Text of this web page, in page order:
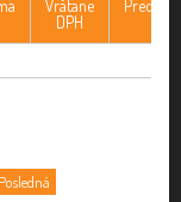
Vrátane
DPH
Predmet
Posledná